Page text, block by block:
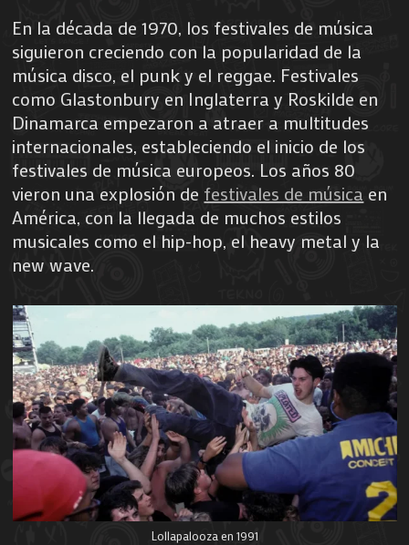
En la década de 1970, los festivales de música
siguieron creciendo con la popularidad de la
música disco, el punk y el reggae. Festivales
como Glastonbury en Inglaterra y Roskilde en
Dinamarca empezaron a atraer a multitudes
internacionales, estableciendo el inicio de los
festivales de música europeos. Los años 80
vieron una explosión de festivales de música en
América, con la llegada de muchos estilos
musicales como el hip-hop, el heavy metal y la
new wave.
Lollapalooza en 1991